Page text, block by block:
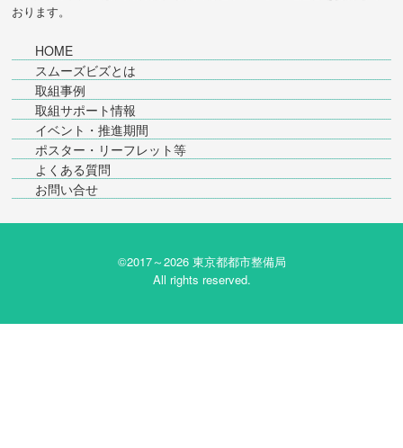
おります。
HOME
スムーズビズとは
取組事例
取組サポート情報
イベント・推進期間
ポスター・リーフレット等
よくある質問
お問い合せ
©2017～2026 東京都都市整備局
All rights reserved.